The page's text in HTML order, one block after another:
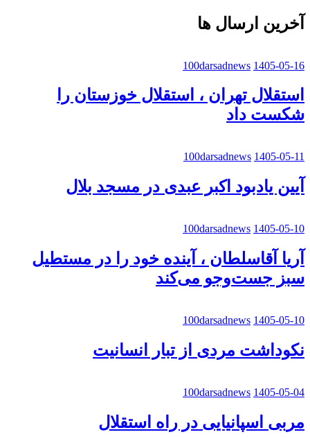
آخرین ارسال ها
100darsadnews 1405-05-16
استقلال تهران ، استقلال خوزستان را
شکست داد
100darsadnews 1405-05-11
آیین یادبود اکبر عبدی در مسجد بلال
100darsadnews 1405-05-10
آریا آقاسلطان ، آینده خود را در مستطیل
سبز جست‌وجو می‌کند
100darsadnews 1405-05-10
نکوداشت مردی از تبار انسانیت
100darsadnews 1405-05-04
مربی اسپانیایی در راه استقلال